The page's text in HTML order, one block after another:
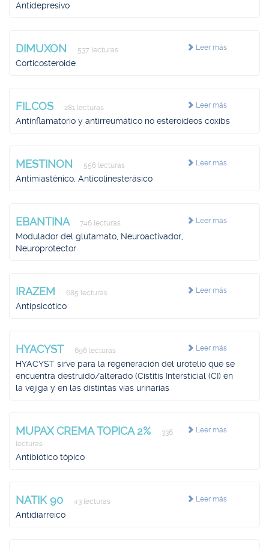
Antidepresivo
Leer más
DIMUXON 537 lecturas
Corticosteroide
Leer más
FILCOS 281 lecturas
Antinflamatorio y antirreumático no esteroideos coxibs
Leer más
MESTINON 556 lecturas
Antimiasténico, Anticolinesterásico
Leer más
EBANTINA 746 lecturas
Modulador del glutamato, Neuroactivador,
Neuroprotector
Leer más
IRAZEM 685 lecturas
Antipsicótico
Leer más
HYACYST 696 lecturas
HYACYST sirve para la regeneración del urotelio que se
encuentra destruido/alterado (Cistitis Intersticial (CI) en
la vejiga y en las distintas vías urinarias
Leer más
MUPAX CREMA TOPICA 2%
336
lecturas
Antibiótico tópico
Leer más
NATIK 90 43 lecturas
Antidiarreico